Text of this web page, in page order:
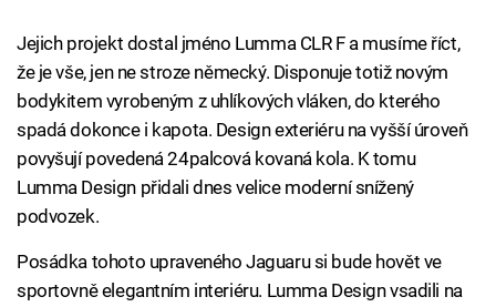
Jejich projekt dostal jméno Lumma CLR F a musíme říct,
že je vše, jen ne stroze německý. Disponuje totiž novým
bodykitem vyrobeným z uhlíkových vláken, do kterého
spadá dokonce i kapota. Design exteriéru na vyšší úroveň
povyšují povedená 24palcová kovaná kola. K tomu
Lumma Design přidali dnes velice moderní snížený
podvozek.
Posádka tohoto upraveného Jaguaru si bude hovět ve
sportovně elegantním interiéru. Lumma Design vsadili na